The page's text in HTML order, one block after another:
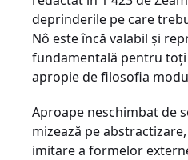
deprinderile pe care
Nô este încă valabil şi
fundamentală pentru toţi
apropie de filosofia
Aproape neschimbat de
mizează pe
imitare a formelor